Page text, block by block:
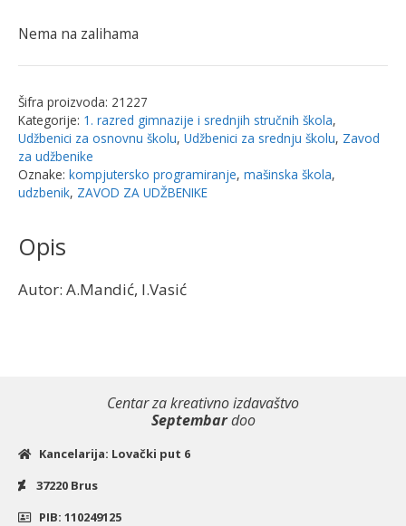
Nema na zalihama
Šifra proizvoda: 21227
Kategorije: 1. razred gimnazije i srednjih stručnih škola,
Udžbenici za osnovnu školu, Udžbenici za srednju školu, Zavod
za udžbenike
Oznake: kompjutersko programiranje, mašinska škola,
udzbenik, ZAVOD ZA UDŽBENIKE
Opis
Autor: A.Mandić, I.Vasić
Centar za kreativno izdavaštvo
Septembardoo
Kancelarija: Lovački put 6
37220 Brus
PIB: 110249125